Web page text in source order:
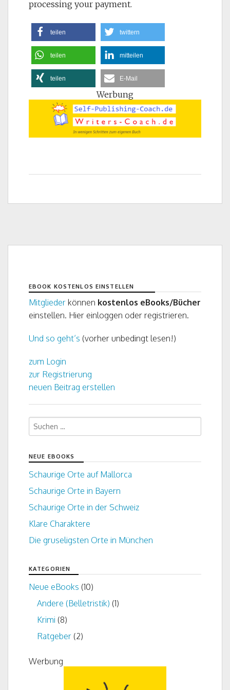
processing your payment.
teilen twittern
teilen mitteilen
teilen E-Mail
Werbung
EBOOK KOSTENLOS EINSTELLEN
Mitglieder können kostenlos eBooks/Bücher
einstellen. Hier einloggen oder registrieren.
Und so geht’s (vorher unbedingt lesen!)
zum Login
zur Registrierung
neuen Beitrag erstellen
Suchen
NEUE EBOOKS
Schaurige Orte auf Mallorca
Schaurige Orte in Bayern
Schaurige Orte in der Schweiz
Klare Charaktere
Die gruseligsten Orte in München
KATEGORIEN
Neue eBooks (10)
Andere (Belletristik) (1)
Krimi (8)
Ratgeber (2)
Werbung